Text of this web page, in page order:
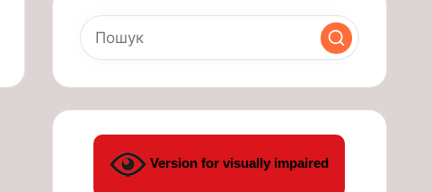
Version for visually impaired